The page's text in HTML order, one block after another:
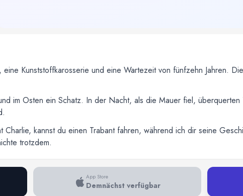
eine Kunststoffkarosserie und eine Wartezeit von fünfzehn Jahren.
im Osten ein Schatz. In der Nacht, als die Mauer fiel,
kannst du einen Trabant fahren, während ich dir seine
trotzdem.
App Store
Demnächst verfügbar